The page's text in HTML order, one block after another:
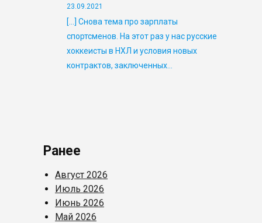
23.09.2021
[…] Снова тема про зарплаты
спортсменов. На этот раз у нас русские
хоккеисты в НХЛ и условия новых
контрактов, заключенных…
Ранее
Август 2026
Июль 2026
Июнь 2026
Май 2026